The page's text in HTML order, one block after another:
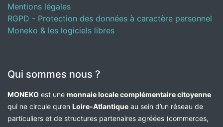
Mentions légales
RGPD - Protection des données à caractère personnel
Moneko & les logiciels libres
Qui sommes nous ?
MONEKO est une monnaie locale complémentaire citoyenne
qui ne circule qu’en Loire-Atlantique au sein d’un réseau de
particuliers et de structures partenaires agréées (commerces,